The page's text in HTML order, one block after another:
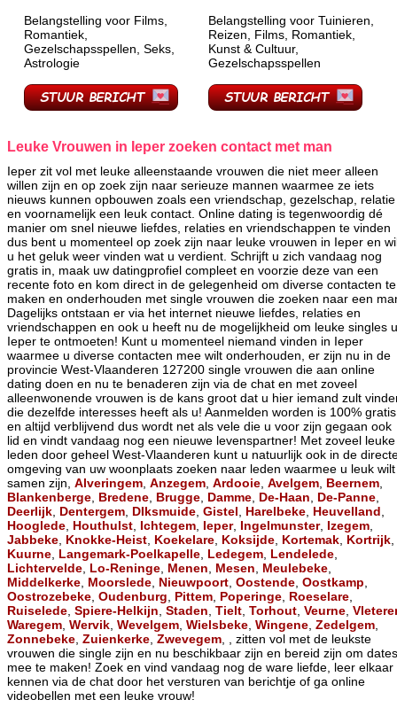
Belangstelling voor Films,
Romantiek,
Gezelschapsspellen, Seks,
Astrologie
Belangstelling voor Tuinieren,
Reizen, Films, Romantiek,
Kunst & Cultuur,
Gezelschapsspellen
Leuke Vrouwen in Ieper zoeken contact met man
Ieper zit vol met leuke alleenstaande vrouwen die niet meer alleen
willen zijn en op zoek zijn naar serieuze mannen waarmee ze iets
nieuws kunnen opbouwen zoals een vriendschap, gezelschap, relatie
en voornamelijk een leuk contact. Online dating is tegenwoordig dé
manier om snel nieuwe liefdes, relaties en vriendschappen te vinden
dus bent u momenteel op zoek zijn naar leuke vrouwen in Ieper en
u het geluk weer vinden wat u verdient. Schrijft u zich vandaag nog
gratis in, maak uw datingprofiel compleet en voorzie deze van een
recente foto en kom direct in de gelegenheid om diverse contacten te
maken en onderhouden met single vrouwen die zoeken naar een
Dagelijks ontstaan er via het internet nieuwe liefdes, relaties en
vriendschappen en ook u heeft nu de mogelijkheid om leuke singles
Ieper te ontmoeten! Kunt u momenteel niemand vinden in Ieper
waarmee u diverse contacten mee wilt onderhouden, er zijn nu in de
provincie West-Vlaanderen 127200 single vrouwen die aan online
dating doen en nu te benaderen zijn via de chat en met zoveel
alleenwonende vrouwen is de kans groot dat u hier iemand zult
die dezelfde interesses heeft als u! Aanmelden worden is 100% gratis
en altijd verblijvend dus wordt net als vele die u voor zijn gegaan ook
lid en vindt vandaag nog een nieuwe levenspartner! Met zoveel leuke
leden door geheel West-Vlaanderen kunt u natuurlijk ook in de
omgeving van uw woonplaats zoeken naar leden waarmee u leuk wilt
samen zijn, Alveringem, Anzegem, Ardooie, Avelgem, Beernem,
Blankenberge, Bredene, Brugge, Damme, De-Haan, De-Panne,
Deerlijk, Dentergem, DIksmuide, Gistel, Harelbeke, Heuvelland,
Hooglede, Houthulst, Ichtegem, Ieper, Ingelmunster, Izegem,
Jabbeke, Knokke-Heist, Koekelare, Koksijde, Kortemak, Kortrijk,
Kuurne, Langemark-Poelkapelle, Ledegem, Lendelede,
Lichtervelde, Lo-Reninge, Menen, Mesen, Meulebeke,
Middelkerke, Moorslede, Nieuwpoort, Oostende, Oostkamp,
Oostrozebeke, Oudenburg, Pittem, Poperinge, Roeselare,
Ruiselede, Spiere-Helkijn, Staden, Tielt, Torhout, Veurne,
Waregem, Wervik, Wevelgem, Wielsbeke, Wingene, Zedelgem,
Zonnebeke, Zuienkerke, Zwevegem, , zitten vol met de leukste
vrouwen die single zijn en nu beschikbaar zijn en bereid zijn om dates
mee te maken! Zoek en vind vandaag nog de ware liefde, leer elkaar
kennen via de chat door het versturen van berichtje of ga online
videobellen met een leuke vrouw!